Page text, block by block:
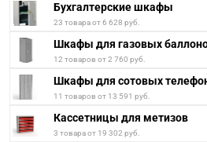
Бухгалтерские шкафы
23 товара от 6 628 руб.
Шкафы для газовых
12 товаров от 2 760 руб.
Шкафы для сотовых
11 товаров от 13 591 руб.
Кассетницы для метизов
3 товара от 19 302 руб.